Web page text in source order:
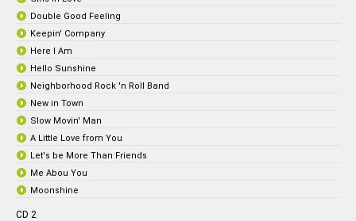
Double Good Feeling
Keepin' Company
Here I Am
Hello Sunshine
Neighborhood Rock 'n Roll Band
New in Town
Slow Movin' Man
A Little Love from You
Let's be More Than Friends
Me Abou You
Moonshine
CD 2